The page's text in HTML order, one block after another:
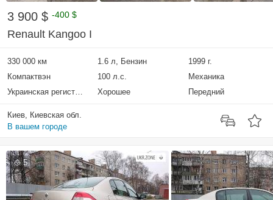
3 900 $ -400 $
Renault Kangoo I
330 000 км 1.6 л, Бензин
1999 г.
Компактвэн
100 л.с.
Механика
Украинская регистрация
Хорошее Передний
Киев, Киевская обл.
В вашем городе
5